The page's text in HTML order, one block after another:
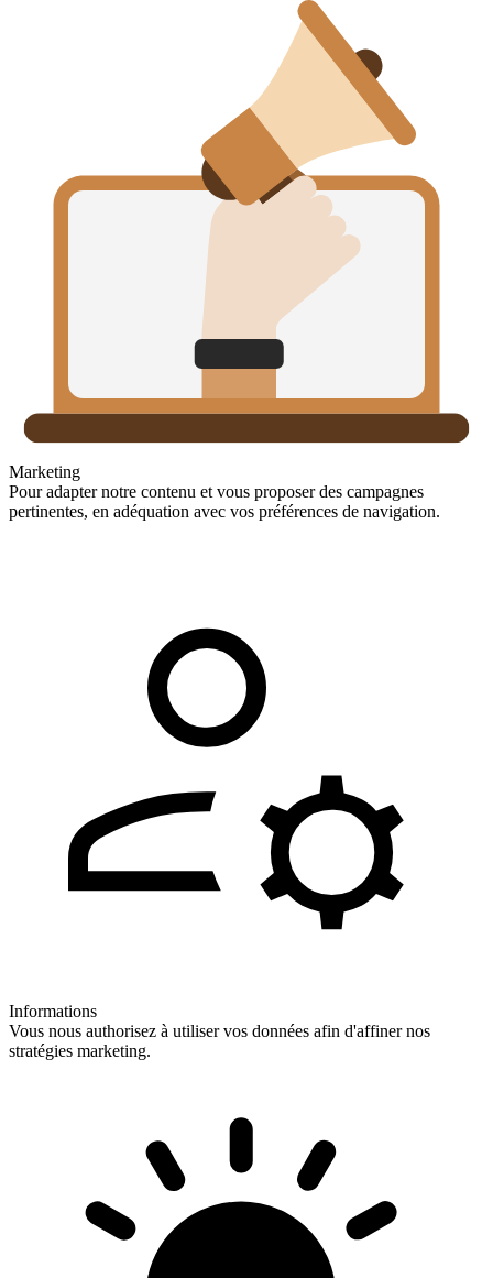
Marketing
Pour adapter notre contenu et vous proposer des campagnes
pertinentes, en adéquation avec vos préférences de navigation.
Informations
Vous nous authorisez à utiliser vos données afin d'affiner nos
stratégies marketing.